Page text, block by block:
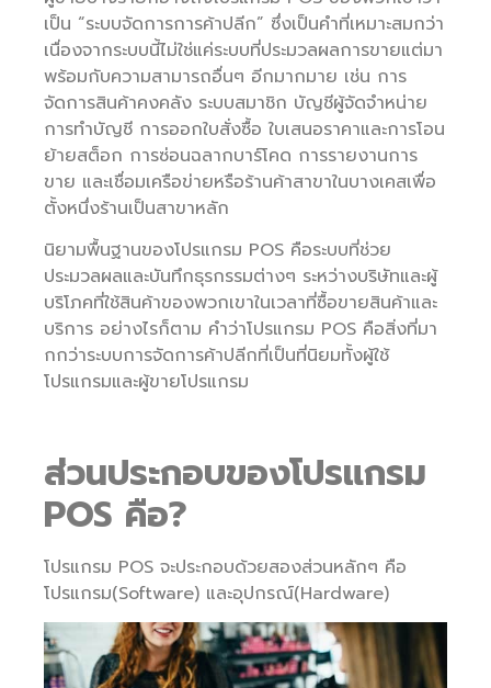
เป็น “ระบบจัดการการค้าปลีก” ซึ่งเป็นคำที่เหมาะสมกว่า
เนื่องจากระบบนี้ไม่ใช่แค่ระบบที่ประมวลผลการขายแต่มา
พร้อมกับความสามารถอื่นๆ อีกมากมาย เช่น การ
จัดการสินค้าคงคลัง ระบบสมาชิก บัญชีผู้จัดจำหน่าย
การทำบัญชี การออกใบสั่งซื้อ ใบเสนอราคาและการโอน
ย้ายสต็อก การซ่อนฉลากบาร์โคด การรายงานการ
ขาย และเชื่อมเครือข่ายหรือร้านค้าสาขาในบางเคสเพื่อ
ตั้งหนึ่งร้านเป็นสาขาหลัก
นิยามพื้นฐานของโปรแกรม POS คือระบบที่ช่วย
ประมวลผลและบันทึกธุรกรรมต่างๆ ระหว่างบริษัทและผู้
บริโภคที่ใช้สินค้าของพวกเขาในเวลาที่ซื้อขายสินค้าและ
บริการ อย่างไรก็ตาม คำว่าโปรแกรม POS คือสิ่งที่มา
กกว่าระบบการจัดการค้าปลีกที่เป็นที่นิยมทั้งผู้ใช้
โปรแกรมและผู้ขายโปรแกรม
ส่วนประกอบของโปรแกรม
POS คือ?
โปรแกรม POS จะประกอบด้วยสองส่วนหลักๆ คือ
โปรแกรม(Software) และอุปกรณ์(Hardware)